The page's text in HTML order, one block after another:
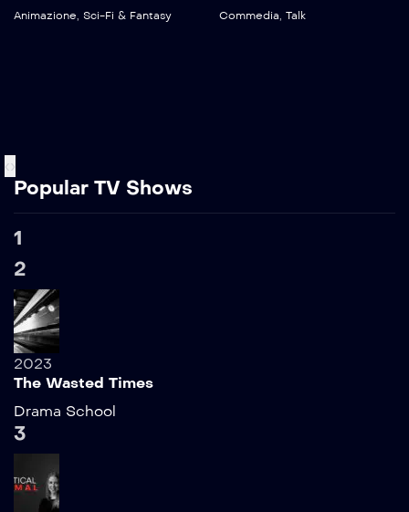
Animazione, Sci-Fi & Fantasy Commedia, Talk
‹›
Popular TV Shows
1
2
2023
The Wasted Times
Drama School
3